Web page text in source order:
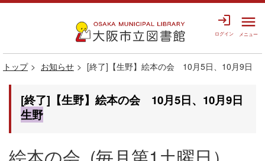
login
ログイン
menu
メニュー
トップ お知らせ [終了]【生野】絵本の会 10月5日、10月9日
[終了]【生野】絵本の会 10月5日、10月9日
生野